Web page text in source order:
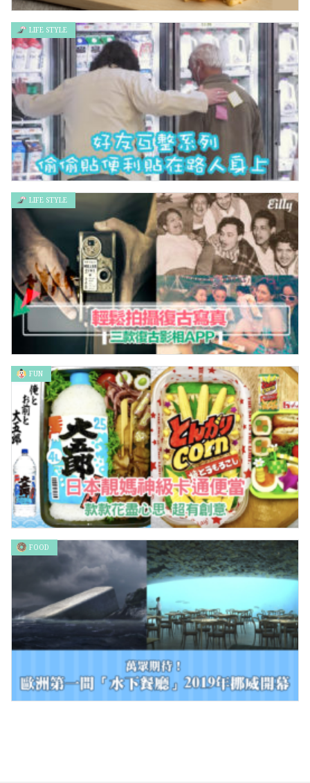
英國芝士研究會認證 食完會發惡夢的芝士！
好友互整系列 偷偷貼便利貼在路人身上
LIFE STYLE
輕鬆拍攝復古寫真 – 三款復古影相APP
LIFE STYLE
日本靚媽神級卡通便當 款款花盡心思 超有創意
FUN
FOOD